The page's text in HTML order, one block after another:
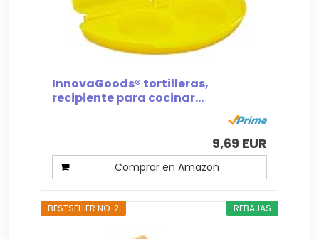
InnovaGoods® tortilleras,
recipiente para cocinar...
9,69 EUR
Comprar en Amazon
REBAJAS
BESTSELLER NO. 2